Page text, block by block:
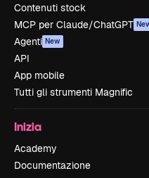
Contenuti stock
MCP per Claude/ChatGPT
Agenti New
API
App mobile
Tutti gli strumenti Magnific
Inizia
Academy
Documentazione